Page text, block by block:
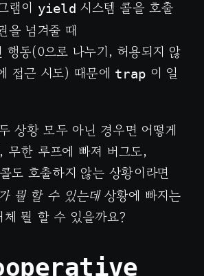
램이 yield 시스템 콜을 호출
을 넘겨줄 때
행동(0으로 나누기, 허용되지 않
접근 시도) 때문에 trap 이 일
상황 모두 아닌 경우면 어떻게
무한 루프에 빠져 버그도,
도 호출하지 않는 상황이라면
뭘 할 수 있는데상황에 빠지는
뭘 할 수 있을까요?